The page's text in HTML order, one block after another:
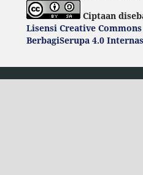
Ciptaan
Lisensi Creative
BerbagiSerupa 4.0